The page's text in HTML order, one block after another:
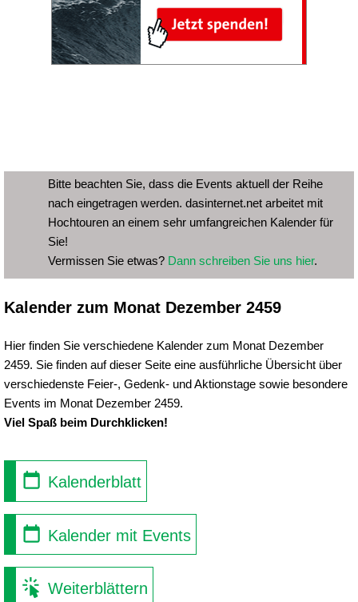
Bitte beachten Sie, dass die Events aktuell der Reihe
nach eingetragen werden. dasinternet.net arbeitet mit
Hochtouren an einem sehr umfangreichen Kalender für
Sie!
Vermissen Sie etwas? Dann schreiben Sie uns hier.
Kalender zum Monat Dezember 2459
Hier finden Sie verschiedene Kalender zum Monat Dezember
2459. Sie finden auf dieser Seite eine ausführliche Übersicht über
verschiedenste Feier-, Gedenk- und Aktionstage sowie besondere
Events im Monat Dezember 2459.
Viel Spaß beim Durchklicken!
Kalenderblatt
Kalender mit Events
Weiterblättern